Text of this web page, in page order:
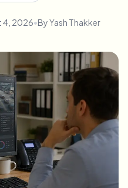
4, 2026•ByYash Thakker